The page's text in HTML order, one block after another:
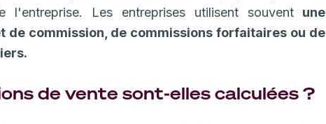
Les entreprises utilisent souventune
de commission, de commissions forfaitaires ou de
de vente sont-elles calculées ?